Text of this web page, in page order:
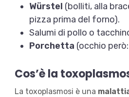
Würstel (bolliti, alla
pizza prima del forno).
Salumi di pollo o
Porchetta (occhio
Cos’è la
La toxoplasmosi è una